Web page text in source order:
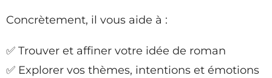
Concrètement, il vous aide à :
✅ Trouver et affiner votre idée de roman
✅ Explorer vos thèmes, intentions et émotions